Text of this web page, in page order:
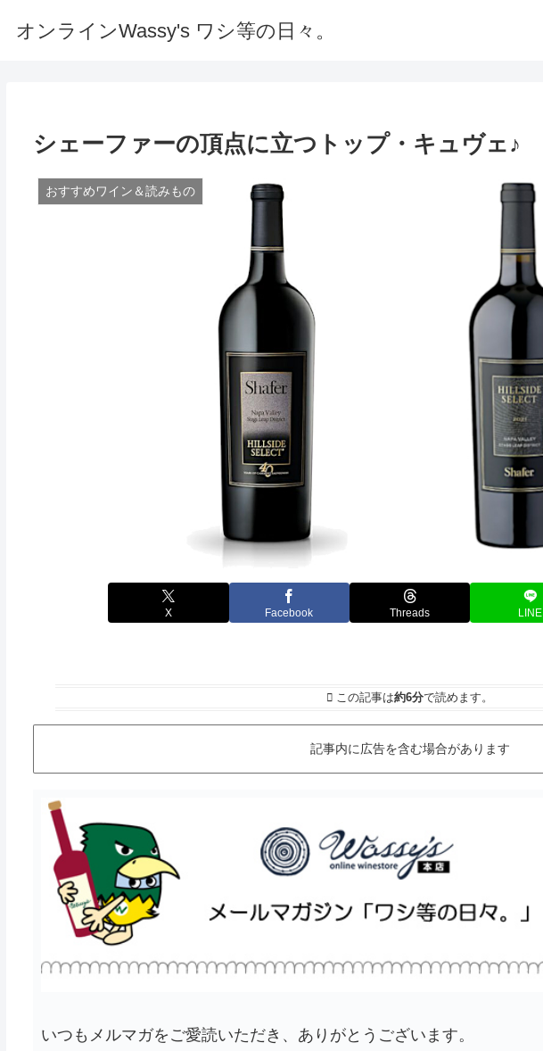
オンラインWassy's ワシ等の日々。
シェーファーの頂点に立つトップ・キュヴェ♪
おすすめワイン＆読みもの
X Facebook Threads LINE
この記事は約6分で読めます。
記事内に広告を含む場合があります
いつもメルマガをご愛読いただき、ありがとうございます。